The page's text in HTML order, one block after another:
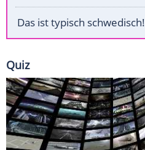
Das ist typisch schwedisch!
Quiz